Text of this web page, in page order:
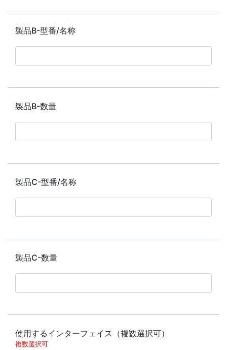
製品B-型番/名称
製品B-数量
製品C-型番/名称
製品C-数量
使用するインターフェイス（複数選択可）
複数選択可